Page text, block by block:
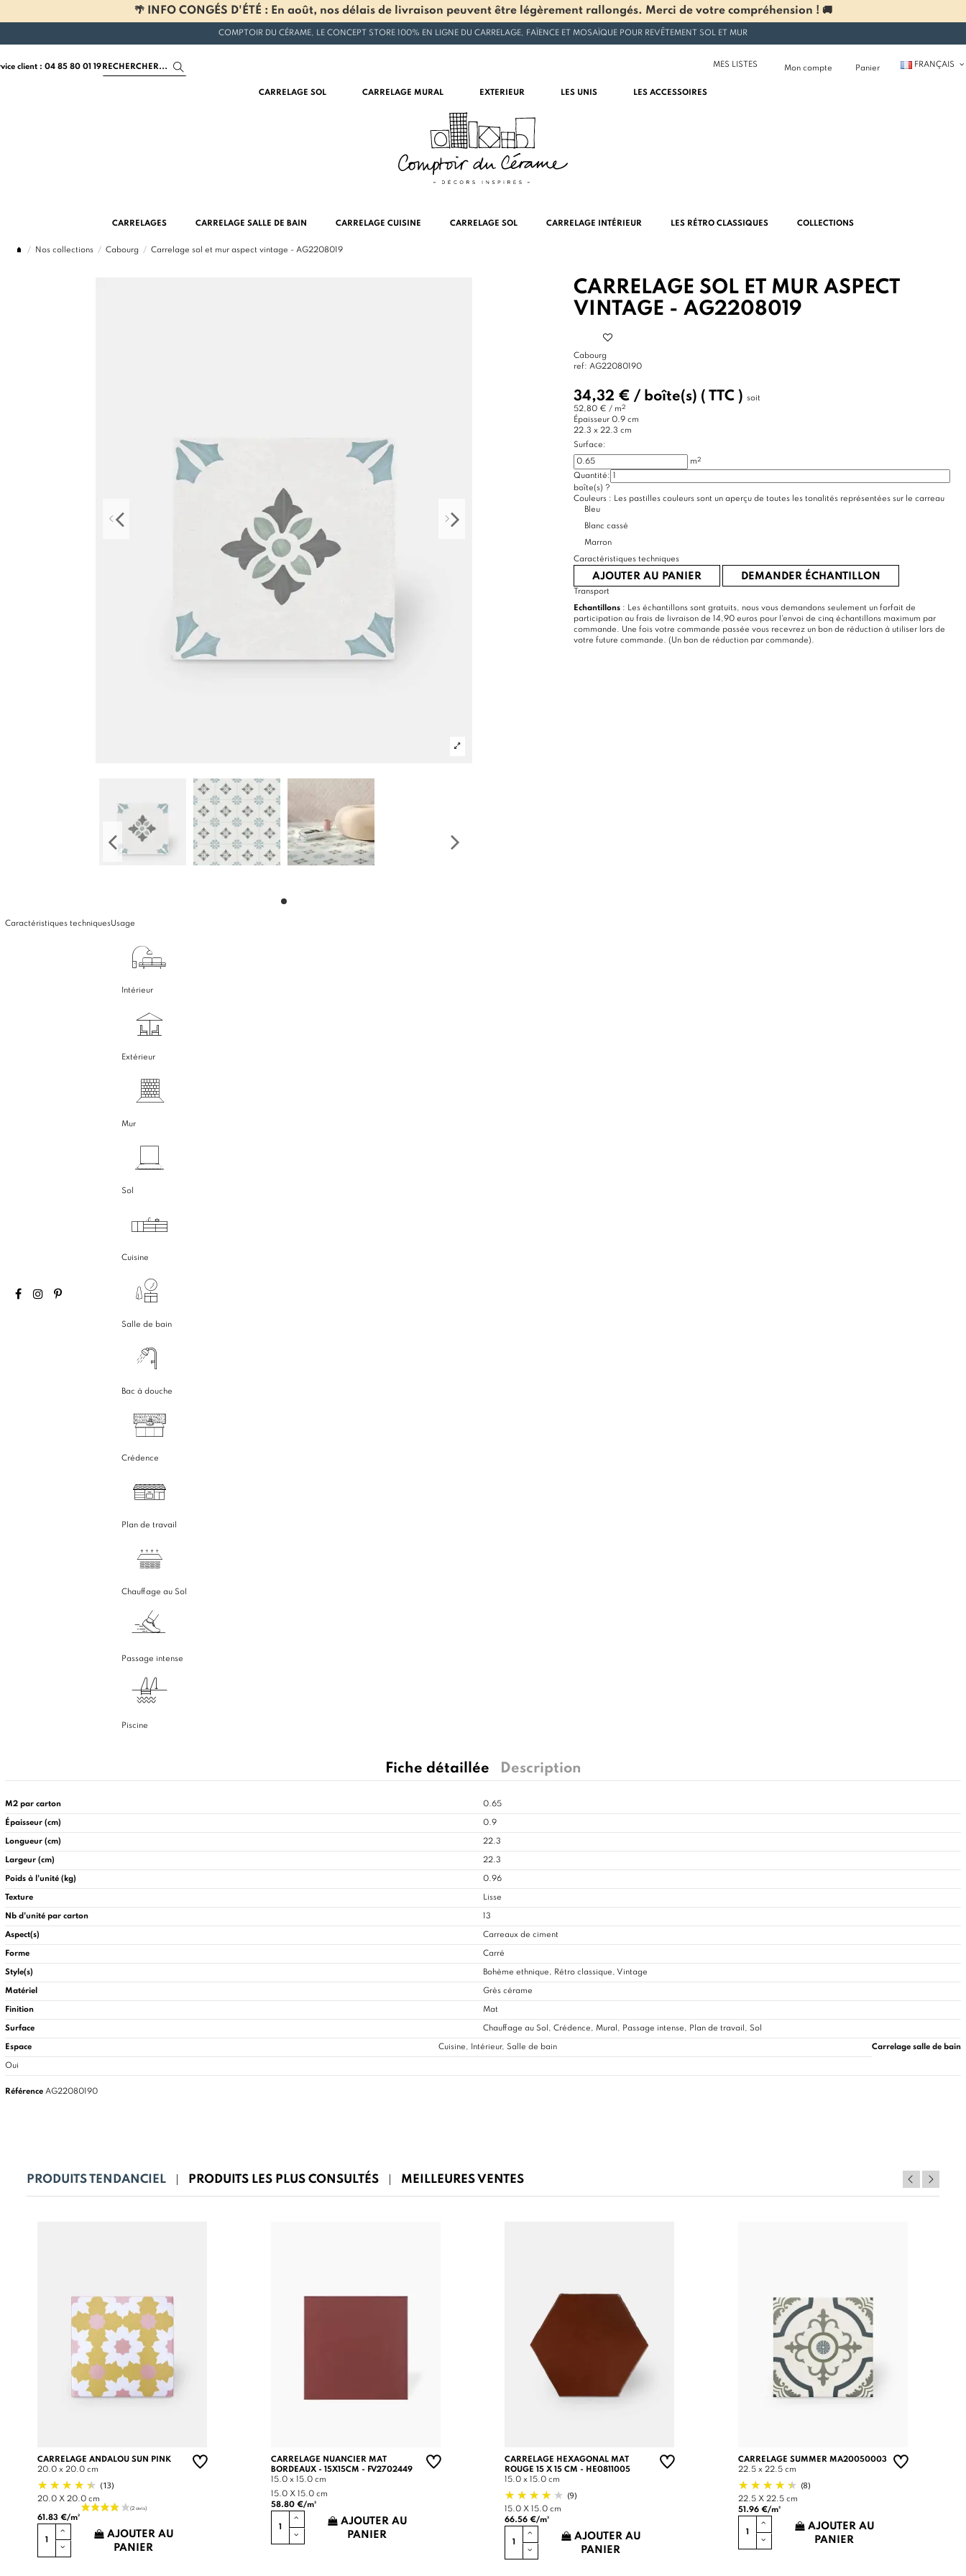
🌴 INFO CONGÉS D'ÉTÉ : En août, nos délais de livraison peuvent être légèrement rallongés. Merci de votre compréhension ! 🚚
COMPTOIR DU CÉRAME, LE CONCEPT STORE 100% EN LIGNE DU CARRELAGE, FAÏENCE ET MOSAÏQUE POUR REVÊTEMENT SOL ET MUR
client : 04 85 80 01 19 MES LISTES Mon compte Panier FRANÇAIS
CARRELAGE SOL CARRELAGE MURAL EXTERIEUR LES UNIS LES ACCESSOIRES
CARRELAGES CARRELAGE SALLE DE BAIN CARRELAGE CUISINE CARRELAGE SOL CARRELAGE INTÉRIEUR LES RÉTRO CLASSIQUES COLLECTIONS
Nos collections Cabourg Carrelage sol et mur aspect vintage - AG2208019
CARRELAGE SOL ET MUR ASPECT
VINTAGE - AG2208019
Cabourg
ref: AG22080190
34,32 € / boîte(s) ( TTC ) soit
52,80 € / m2
Épaisseur 0.9 cm
22.3 x 22.3 cm
Surface:
m2
Quantité:
boîte(s) ?
Couleurs : Les pastilles couleurs sont un aperçu de toutes les tonalités représentées sur le carreau
Bleu
Blanc cassé
Marron
Caractéristiques techniques
AJOUTER AU PANIER DEMANDER ÉCHANTILLON
Transport
Echantillons: Les échantillons sont gratuits, nous vous demandons seulement un forfait de
participation au frais de livraison de 14,90 euros pour l'envoi de cinq échantillons maximum par
commande. Une fois votre commande passée vous recevrez un bon de réduction à utiliser lors de
votre future commande. (Un bon de réduction par commande).
Caractéristiques techniquesUsage
Intérieur
Extérieur
Mur
Sol
Cuisine
Salle de bain
Bac à douche
Crédence
Plan de travail
Chauffage au Sol
Passage intense
Piscine
Fiche détaillée Description
M2 par carton 0.65
Épaisseur (cm) 0.9
Longueur (cm) 22.3
Largeur (cm) 22.3
Poids à l'unité (kg) 0.96
Texture Lisse
Nb d'unité par carton 13
Aspect(s) Carreaux de ciment
Forme Carré
Style(s) Bohème ethnique, Rétro classique, Vintage
Matériel Grès cérame
Finition Mat
Surface Chauffage au Sol, Crédence, Mural, Passage intense, Plan de travail, Sol
Espace Cuisine, Intérieur, Salle de bain Carrelage salle de bain
Oui
Référence AG22080190
PRODUITS TENDANCIEL PRODUITS LES PLUS CONSULTÉS MEILLEURES VENTES
CARRELAGE ANDALOU SUN PINK
20.0 x 20.0 cm
(13)
20.0 X 20.0 cm
61.83 €/m²
AJOUTER AU
PANIER
CARRELAGE NUANCIER MAT
BORDEAUX - 15X15CM - FV2702449
15.0 x 15.0 cm
15.0 X 15.0 cm
58.80 €/m²
AJOUTER AU
PANIER
CARRELAGE HEXAGONAL MAT
ROUGE 15 X 15 CM - HE0811005
15.0 x 15.0 cm
(9)
15.0 X 15.0 cm
66.56 €/m²
AJOUTER AU
PANIER
CARRELAGE SUMMER MA20050003
22.5 x 22.5 cm
(8)
22.5 X 22.5 cm
51.96 €/m²
AJOUTER AU
PANIER